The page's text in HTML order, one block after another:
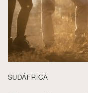
SUDÁFRICA